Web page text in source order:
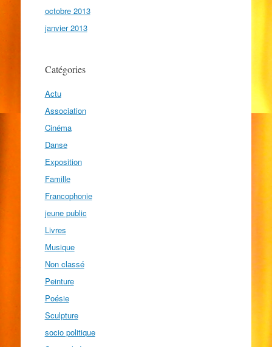
octobre 2013
janvier 2013
Catégories
Actu
Association
Cinéma
Danse
Exposition
Famille
Francophonie
jeune public
Livres
Musique
Non classé
Peinture
Poésie
Sculpture
socio politique